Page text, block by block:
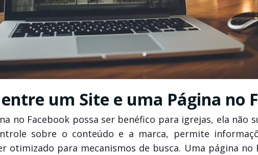
um Site e uma Página no
no Facebook possa ser benéfico para igrejas, ela não
sobre o conteúdo e a marca, permite
otimizado para mecanismos de busca. Uma página